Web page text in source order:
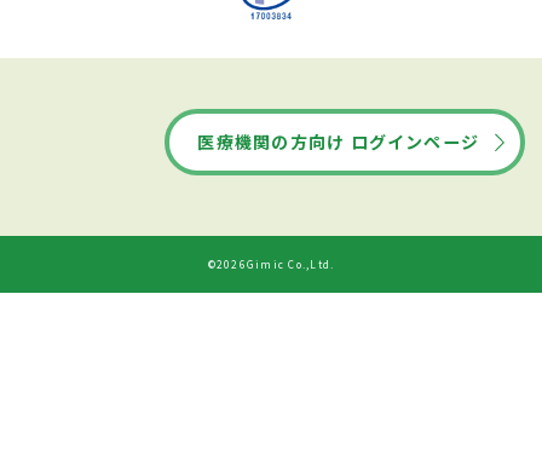
医療機関の方向け ログインページ
©2026Gimic Co.,Ltd.